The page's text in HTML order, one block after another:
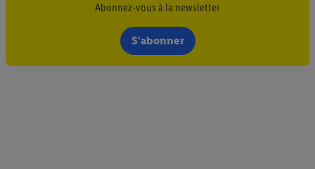
Abonnez-vous à la newsletter
S'abonner